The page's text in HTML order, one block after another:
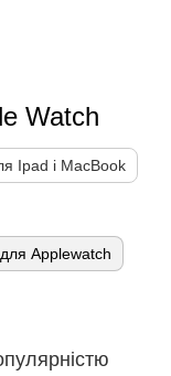
Watch
Ipad і MacBook
для Applewatch